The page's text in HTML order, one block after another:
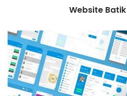
Website